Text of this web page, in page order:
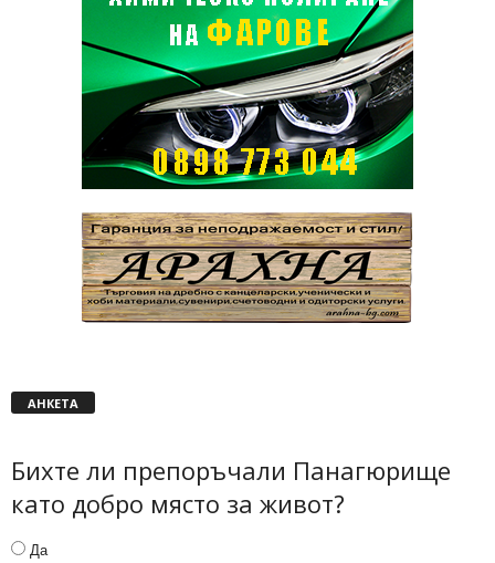
АНКЕТА
Бихте ли препоръчали Панагюрище
като добро място за живот?
Да